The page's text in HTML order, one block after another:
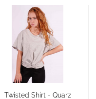
Twisted Shirt - Quarz